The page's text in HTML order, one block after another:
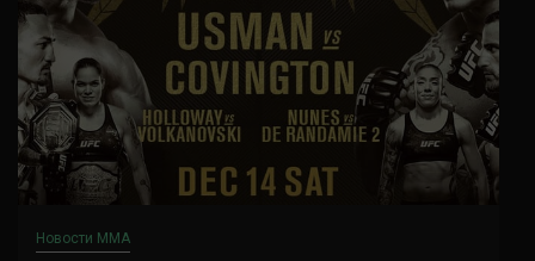
Новости ММА